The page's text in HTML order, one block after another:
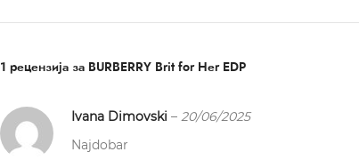
1 рецензија за BURBERRY Brit for Her EDP
Ivana Dimovski – 20/06/2025
Najdobar